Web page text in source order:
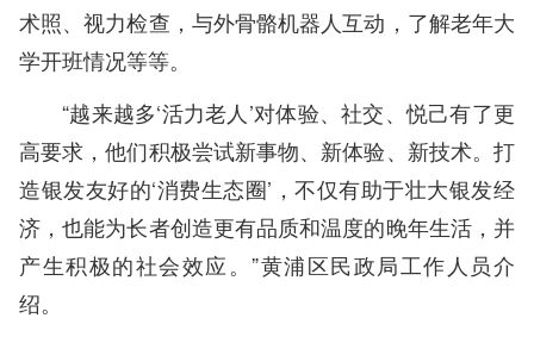
术照、视力检查，与外骨骼机器人互动，了解老年大
学开班情况等等。
“越来越多‘活力老人’对体验、社交、悦己有了更
高要求，他们积极尝试新事物、新体验、新技术。打
造银发友好的‘消费生态圈’，不仅有助于壮大银发经
济，也能为长者创造更有品质和温度的晚年生活，并
产生积极的社会效应。”黄浦区民政局工作人员介
绍。